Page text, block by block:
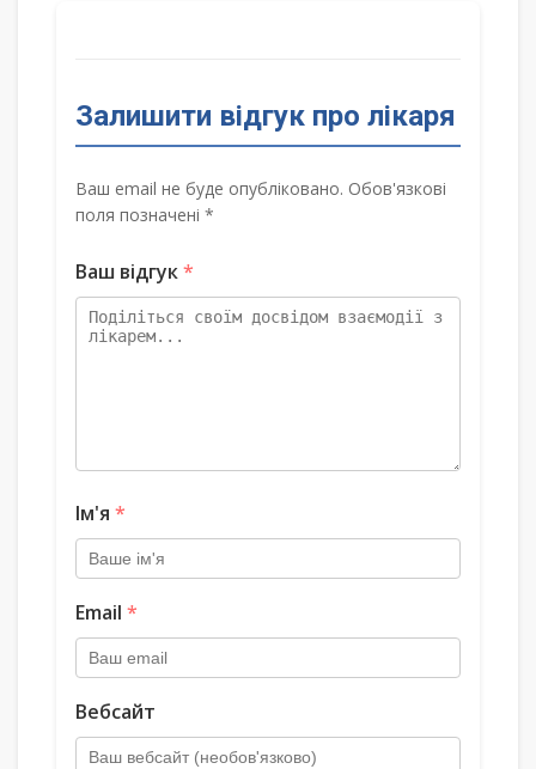
Залишити відгук про лікаря
Ваш email не буде опубліковано. Обов'язкові
поля позначені *
Ваш відгук*
Ім'я *
Email *
Вебсайт